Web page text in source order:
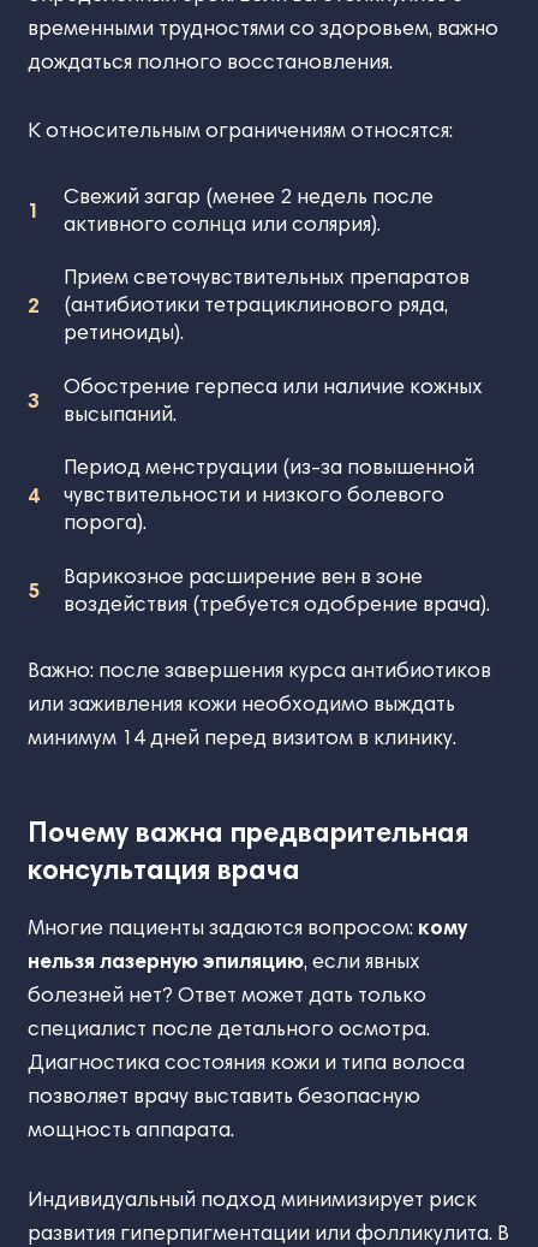
временными трудностями со здоровьем, важно
дождаться полного восстановления.
К относительным ограничениям относятся:
Свежий загар (менее 2 недель после
активного солнца или солярия).
Прием светочувствительных препаратов
(антибиотики тетрациклинового ряда,
ретиноиды).
Обострение герпеса или наличие кожных
высыпаний.
Период менструации (из-за повышенной
чувствительности и низкого болевого
порога).
Варикозное расширение вен в зоне
воздействия (требуется одобрение врача).
Важно: после завершения курса антибиотиков
или заживления кожи необходимо выждать
минимум 14 дней перед визитом в клинику.
Почему важна предварительная
консультация врача
Многие пациенты задаются вопросом: кому
нельзя лазерную эпиляцию, если явных
болезней нет? Ответ может дать только
специалист после детального осмотра.
Диагностика состояния кожи и типа волоса
позволяет врачу выставить безопасную
мощность аппарата.
Индивидуальный подход минимизирует риск
развития гиперпигментации или фолликулита. В